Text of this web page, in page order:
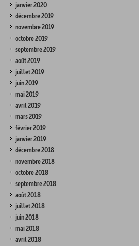
janvier 2020
décembre 2019
novembre 2019
octobre 2019
septembre 2019
août 2019
juillet 2019
juin 2019
mai 2019
avril 2019
mars 2019
février 2019
janvier 2019
décembre 2018
novembre 2018
octobre 2018
septembre 2018
août 2018
juillet 2018
juin 2018
mai 2018
avril 2018